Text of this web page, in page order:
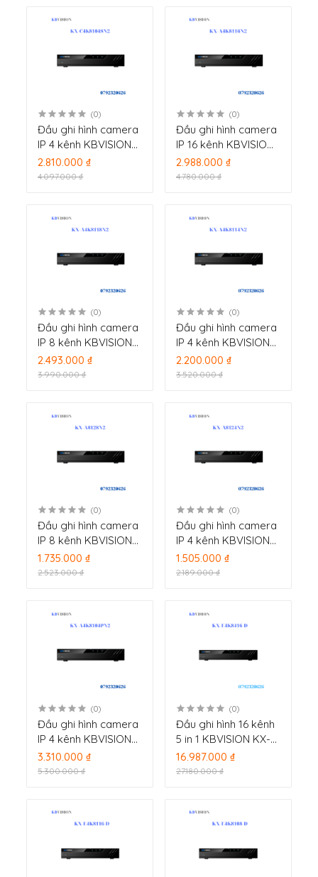
(0)
Đầu ghi hình camera
IP 4 kênh KBVISION
KX-C4K8104SN2
2.810.000 ₫
4.097.000 ₫
(0)
Đầu ghi hình camera
IP 16 kênh KBVISION
KX-A4K8116N2
2.988.000 ₫
4.780.000 ₫
(0)
Đầu ghi hình camera
IP 8 kênh KBVISION
KX-A4K8118N2
2.493.000 ₫
3.990.000 ₫
(0)
Đầu ghi hình camera
IP 4 kênh KBVISION
KX-A4K8114N2
2.200.000 ₫
3.520.000 ₫
(0)
Đầu ghi hình camera
IP 8 kênh KBVISION
KX-A8128N2
1.735.000 ₫
2.523.000 ₫
(0)
Đầu ghi hình camera
IP 4 kênh KBVISION
KX-A8124N2
1.505.000 ₫
2.189.000 ₫
(0)
Đầu ghi hình camera
IP 4 kênh KBVISION
KX-A4K8104PN2
3.310.000 ₫
5.300.000 ₫
(0)
Đầu ghi hình 16 kênh
5 in 1 KBVISION KX-
E4K8416-D
16.987.000 ₫
27.180.000 ₫